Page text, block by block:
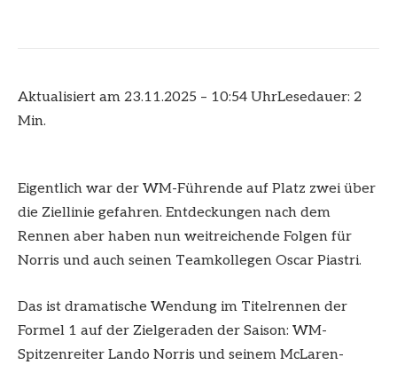
Aktualisiert am 23.11.2025 – 10:54 UhrLesedauer: 2
Min.
Eigentlich war der WM-Führende auf Platz zwei über
die Ziellinie gefahren. Entdeckungen nach dem
Rennen aber haben nun weitreichende Folgen für
Norris und auch seinen Teamkollegen Oscar Piastri.
Das ist dramatische Wendung im Titelrennen der
Formel 1 auf der Zielgeraden der Saison: WM-
Spitzenreiter Lando Norris und seinem McLaren-